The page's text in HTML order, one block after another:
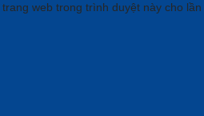
web trong trình duyệt này cho